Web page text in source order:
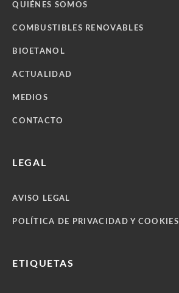
QUIÉNES SOMOS
COMBUSTIBLES RENOVABLES
BIOETANOL
ACTUALIDAD
MEDIOS
CONTACTO
LEGAL
AVISO LEGAL
POLÍTICA DE PRIVACIDAD Y COOKIES
ETIQUETAS